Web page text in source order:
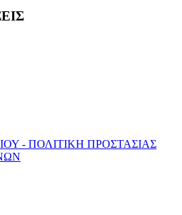
- ΠΟΛΙΤΙΚΗ ΠΡΟΣΤΑΣΙΑΣ